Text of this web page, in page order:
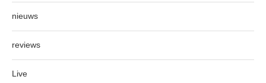
nieuws
reviews
Live